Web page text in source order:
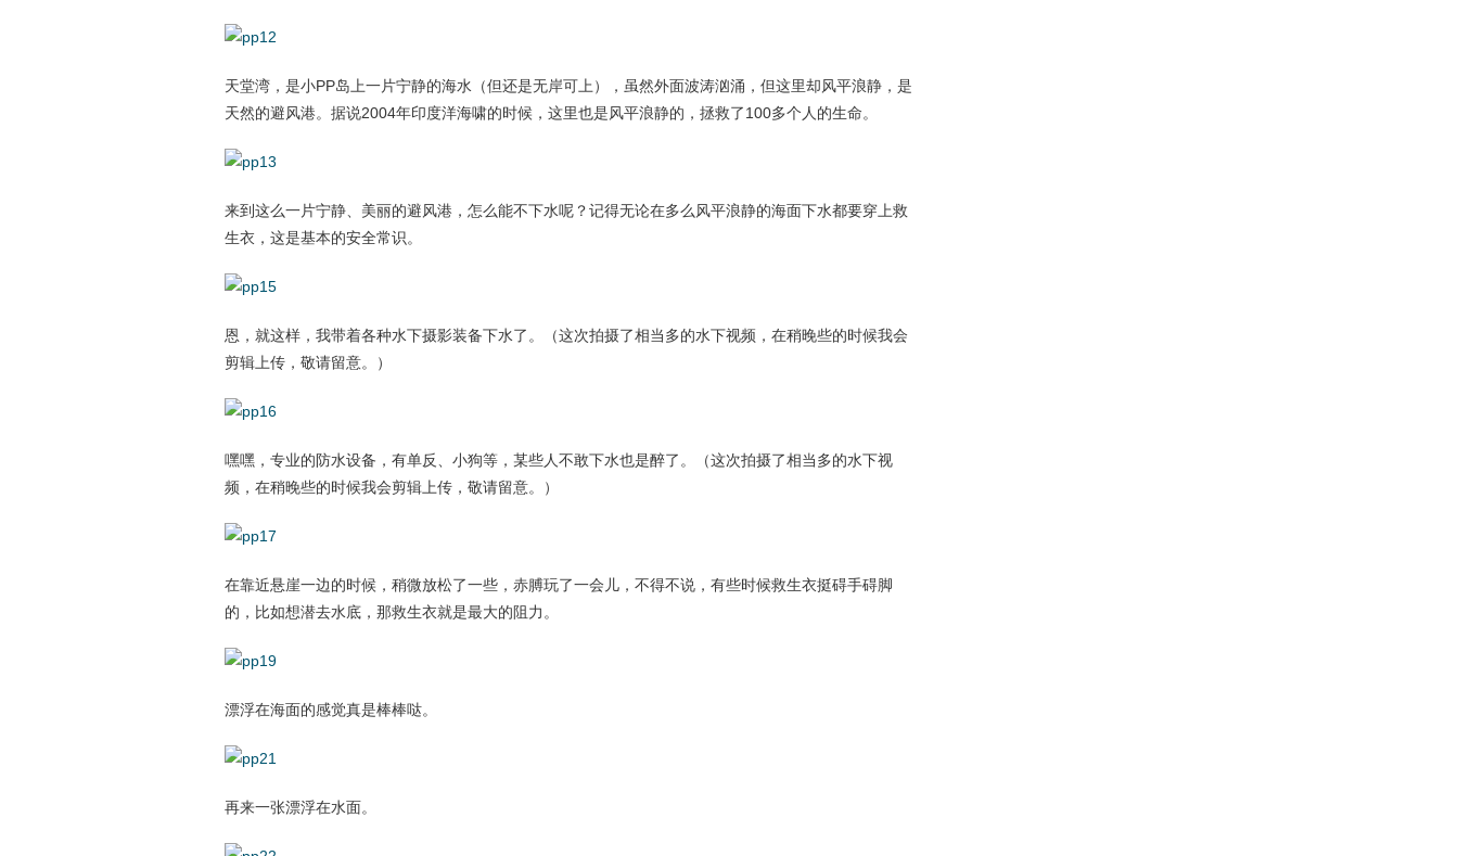
天堂湾，是小PP岛上一片宁静的海水（但还是无岸可上），虽然外面波涛汹涌，但这里却风平浪静，是
天然的避风港。据说2004年印度洋海啸的时候，这里也是风平浪静的，拯救了100多个人的生命。
来到这么一片宁静、美丽的避风港，怎么能不下水呢？记得无论在多么风平浪静的海面下水都要穿上救
生衣，这是基本的安全常识。
恩，就这样，我带着各种水下摄影装备下水了。（这次拍摄了相当多的水下视频，在稍晚些的时候我会
剪辑上传，敬请留意。）
嘿嘿，专业的防水设备，有单反、小狗等，某些人不敢下水也是醉了。（这次拍摄了相当多的水下视
频，在稍晚些的时候我会剪辑上传，敬请留意。）
在靠近悬崖一边的时候，稍微放松了一些，赤膊玩了一会儿，不得不说，有些时候救生衣挺碍手碍脚
的，比如想潜去水底，那救生衣就是最大的阻力。
漂浮在海面的感觉真是棒棒哒。
再来一张漂浮在水面。